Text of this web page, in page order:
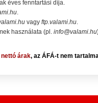
éves fenntartási díja.
.
vagy ftp.valami.hu.
használata (pl. info@valami.hu
nettó árak, az ÁFÁ-t nem